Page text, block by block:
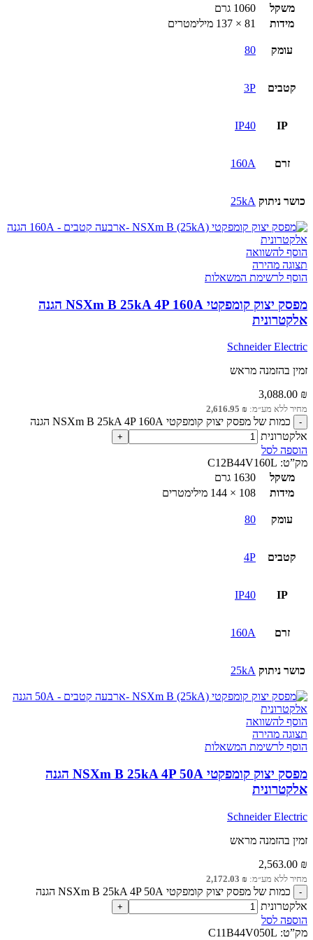
משקל
1060 גרם
מידות
81 × 137 מילימטרים
עומק 80
קטבים 3P
IP
IP40
זרם 160A
כושר ניתוק 25kA
הוסף להשוואה
תצוגה מהירה
הוסף לרשימת המשאלות
מפסק יצוק קומפקטי NSXm B 25kA 4P 160A הגנה
אלקטרונית
Schneider Electric
זמין בהזמנה מראש
3,088.00 ₪
מחיר ללא מע״מ: 2,616.95 ₪
כמות של מפסק יצוק קומפקטי NSXm B 25kA 4P 160A הגנה
אלקטרונית
הוספה לסל
מק”ט: C12B44V160L
משקל
1630 גרם
מידות
108 × 144 מילימטרים
עומק 80
קטבים 4P
IP
IP40
זרם 160A
כושר ניתוק 25kA
הוסף להשוואה
תצוגה מהירה
הוסף לרשימת המשאלות
מפסק יצוק קומפקטי NSXm B 25kA 4P 50A הגנה
אלקטרונית
Schneider Electric
זמין בהזמנה מראש
2,563.00 ₪
מחיר ללא מע״מ: 2,172.03 ₪
כמות של מפסק יצוק קומפקטי NSXm B 25kA 4P 50A הגנה
אלקטרונית
הוספה לסל
מק”ט: C11B44V050L